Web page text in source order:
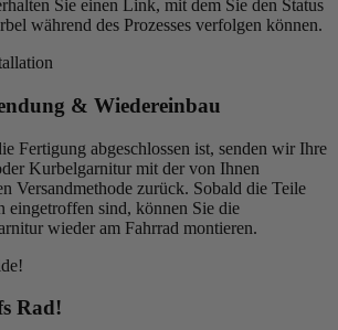
Sie einen Link, mit dem Sie den Status
während des Prozesses verfolgen können.
& Wiedereinbau
Fertigung abgeschlossen ist, senden wir Ihre
Kurbelgarnitur mit der von Ihnen
Versandmethode zurück. Sobald die Teile
eingetroffen sind, können Sie die
wieder am Fahrrad montieren.
Rad!